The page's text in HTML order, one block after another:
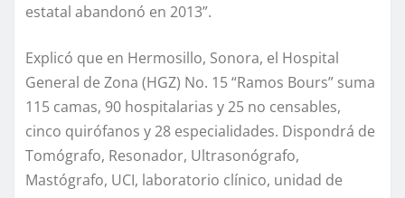
estatal abandonó en 2013”.
Explicó que en Hermosillo, Sonora, el Hospital
General de Zona (HGZ) No. 15 “Ramos Bours” suma
115 camas, 90 hospitalarias y 25 no censables,
cinco quirófanos y 28 especialidades. Dispondrá de
Tomógrafo, Resonador, Ultrasonógrafo,
Mastógrafo, UCI, laboratorio clínico, unidad de